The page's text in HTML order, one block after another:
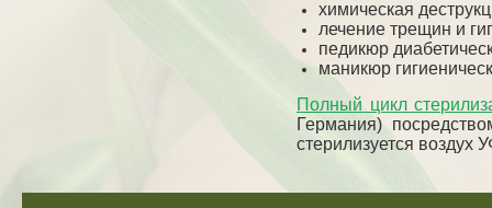
химическая
лечение трещин и
педикюр
маникюр
Полный цикл
Германия)
стерилизуется воздух